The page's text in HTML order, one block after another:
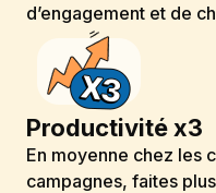
d’engagement et de
Productivité x3
En moyenne chez les
campagnes, faites